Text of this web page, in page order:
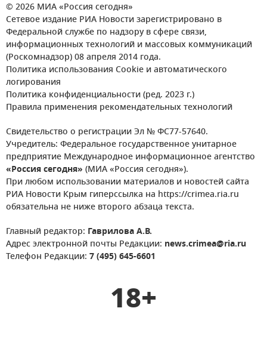
© 2026 МИА «Россия сегодня»
Сетевое издание РИА Новости зарегистрировано в
Федеральной службе по надзору в сфере связи,
информационных технологий и массовых коммуникаций
(Роскомнадзор) 08 апреля 2014 года.
Политика использования Cookie и автоматического
логирования
Политика конфиденциальности (ред. 2023 г.)
Правила применения рекомендательных технологий
Свидетельство о регистрации Эл № ФС77-57640.
Учредитель: Федеральное государственное унитарное
предприятие Международное информационное агентство
«Россия сегодня» (МИА «Россия сегодня»).
При любом использовании материалов и новостей сайта
РИА Новости Крым гиперссылка на https://crimea.ria.ru
обязательна не ниже второго абзаца текста.
Главный редактор: Гаврилова А.В.
Адрес электронной почты Редакции: news.crimea@ria.ru
Телефон Редакции: 7 (495) 645-6601
18+